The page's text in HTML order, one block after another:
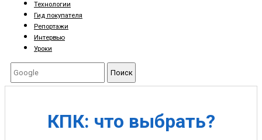
Технологии
Гид покупателя
Репортажи
Интервью
Уроки
Поиск
КПК: что выбрать?